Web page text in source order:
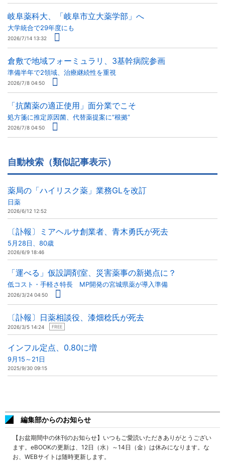
岐阜薬科大、「岐阜市立大薬学部」へ
大学統合で29年度にも
2026/7/14 13:32
倉敷で地域フォーミュラリ、3基幹病院参画
準備半年で2領域、治療継続性を重視
2026/7/8 04:50
「抗菌薬の適正使用」面分業でこそ
処方箋に推定原因菌、代替薬提案に“根拠”
2026/7/8 04:50
自動検索（類似記事表示）
薬局の「ハイリスク薬」業務GLを改訂
日薬
2026/6/12 12:52
〔訃報〕ミアヘルサ創業者、青木勇氏が死去
5月28日、80歳
2026/6/9 18:46
「運べる」仮設調剤室、災害薬事の新拠点に？
低コスト・手軽さ特長 MP開発の宮城県薬が導入準備
2026/3/24 04:50
〔訃報〕日薬相談役、漆畑稔氏が死去
2026/3/5 14:24 FREE
インフル定点、0.80に増
9月15～21日
2025/9/30 09:15
編集部からのお知らせ
【お盆期間中の休刊のお知らせ】いつもご愛読いただきありがとうござい
ます。eBOOKの更新は、12日（水）～14日（金）は休みになります。な
お、WEBサイトは随時更新します。